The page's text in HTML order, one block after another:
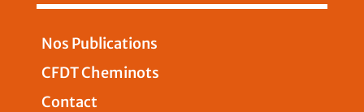
Nos Publications
CFDT Cheminots
Contact